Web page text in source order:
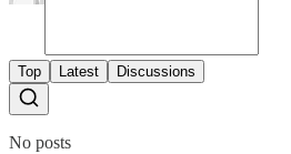
Top Latest Discussions
No posts